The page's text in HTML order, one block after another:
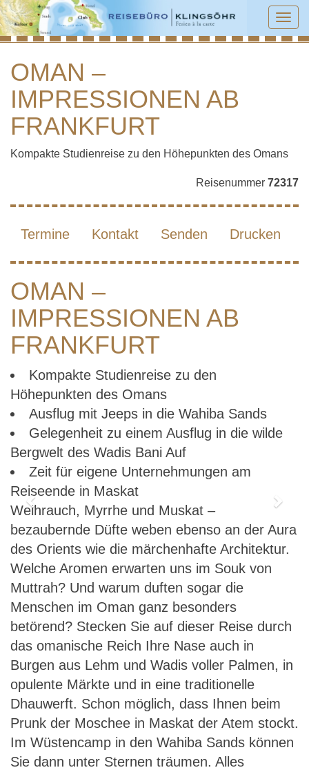
OMAN – IMPRESSIONEN AB
FRANKFURT
OMAN –
IMPRESSIONEN AB
FRANKFURT
Kompakte Studienreise zu den Höhepunkten des Omans
Reisenummer 72317
Termine Kontakt Senden Drucken
OMAN –
IMPRESSIONEN AB
FRANKFURT
Kompakte Studienreise zu den
Höhepunkten des Omans
Ausflug mit Jeeps in die Wahiba Sands
Gelegenheit zu einem Ausflug in die wilde
Bergwelt des Wadis Bani Auf
Zeit für eigene Unternehmungen am
Reiseende in Maskat
Previous
Next
Weihrauch, Myrrhe und Muskat –
bezaubernde Düfte weben ebenso an der Aura
des Orients wie die märchenhafte Architektur.
Welche Aromen erwarten uns im Souk von
Muttrah? Und warum duften sogar die
Menschen im Oman ganz besonders
betörend? Stecken Sie auf dieser Reise durch
das omanische Reich Ihre Nase auch in
Burgen aus Lehm und Wadis voller Palmen, in
opulente Märkte und in eine traditionelle
Dhauwerft. Schon möglich, dass Ihnen beim
Prunk der Moschee in Maskat der Atem stockt.
Im Wüstencamp in den Wahiba Sands können
Sie dann unter Sternen träumen. Alles